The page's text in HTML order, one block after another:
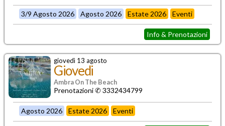
3/9 Agosto 2026 Agosto 2026 Estate 2026 Eventi
Info & Prenotazioni
giovedì 13 agosto
Giovedi
Ambra On The Beach
Prenotazioni ✆ 3332434799
Agosto 2026 Estate 2026 Eventi